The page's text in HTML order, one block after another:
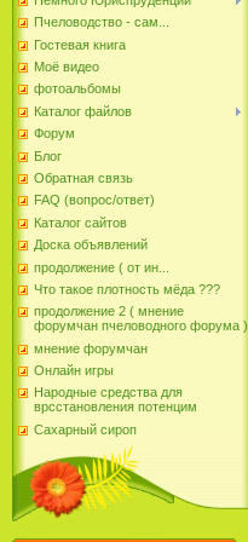
Пчеловодство - сам...
Гостевая книга
Моё видео
фотоальбомы
Каталог файлов
Форум
Блог
Обратная связь
FAQ (вопрос/ответ)
Каталог сайтов
Доска объявлений
продолжение ( от ин...
Что такое плотность мёда ???
продолжение 2 ( мнение
форумчан пчеловодного форума )
мнение форумчан
Онлайн игры
Народные средства для
врсстановления потенцим
Сахарный сироп